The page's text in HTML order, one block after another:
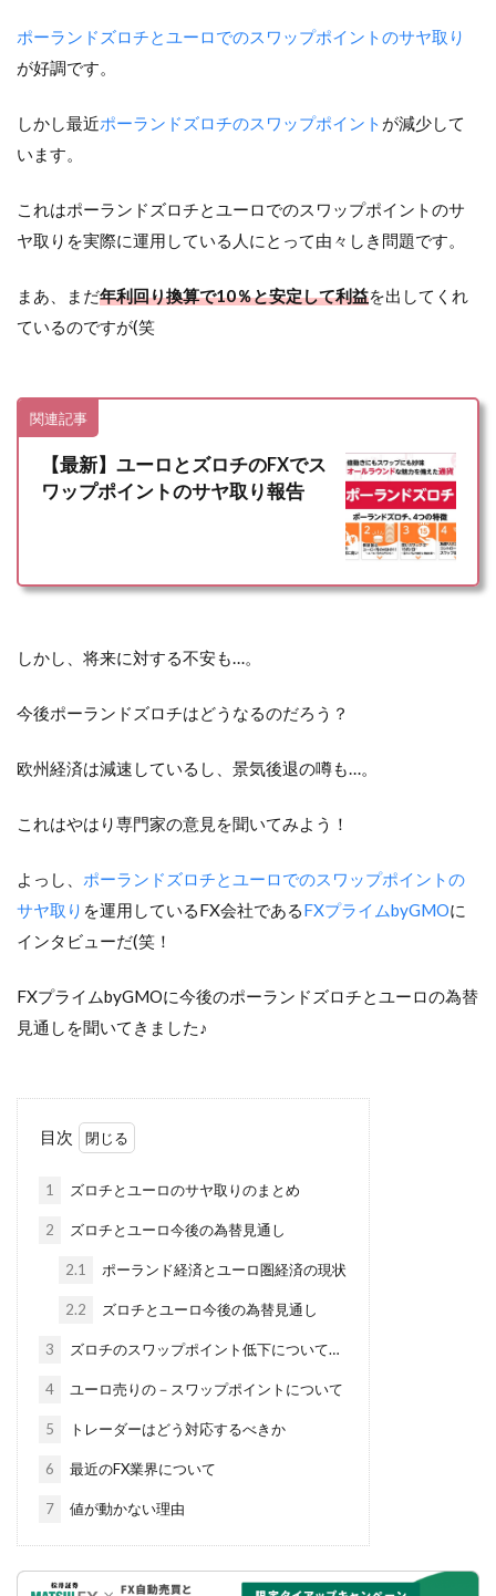
ポーランドズロチとユーロでのスワップポイントのサヤ取り
が好調です。
しかし最近ポーランドズロチのスワップポイント が減少して
います。
これはポーランドズロチとユーロでのスワップポイントのサ
ヤ取りを実際に運用している人にとって由々しき問題です。
まあ、まだ年利回り換算で10％と安定して利益を出してくれ
ているのですが(笑
関連記事
【最新】ユーロとズロチのFXでス
ワップポイントのサヤ取り報告
しかし、将来に対する不安も…。
今後ポーランドズロチはどうなるのだろう？
欧州経済は減速しているし、景気後退の噂も…。
これはやはり専門家の意見を聞いてみよう！
よっし、 ポーランドズロチとユーロでのスワップポイントの
サヤ取り を運用しているFX会社であるFXプライムbyGMOに
インタビューだ(笑！
FXプライムbyGMOに今後のポーランドズロチとユーロの為替
見通しを聞いてきました♪
目次
1 ズロチとユーロのサヤ取りのまとめ
2 ズロチとユーロ今後の為替見通し
2.1 ポーランド経済とユーロ圏経済の現状
2.2 ズロチとユーロ今後の為替見通し
3 ズロチのスワップポイント低下について…
4 ユーロ売りの－スワップポイントについて
5 トレーダーはどう対応するべきか
6 最近のFX業界について
7 値が動かない理由